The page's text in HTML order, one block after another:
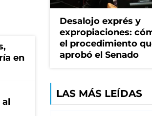
en
Desalojo exprés y
expropiaciones:
el procedimiento
aprobó el Senado
LAS MÁS LEÍDAS